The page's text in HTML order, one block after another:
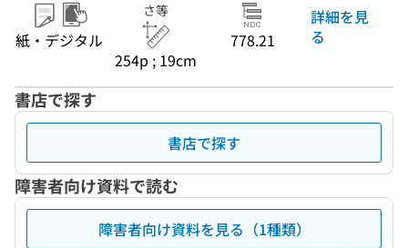
紙・デジタル
さ等
254p ; 19cm
778.21
詳細を見
る
書店で探す
書店で探す
障害者向け資料で読む
障害者向け資料を見る（1種類）